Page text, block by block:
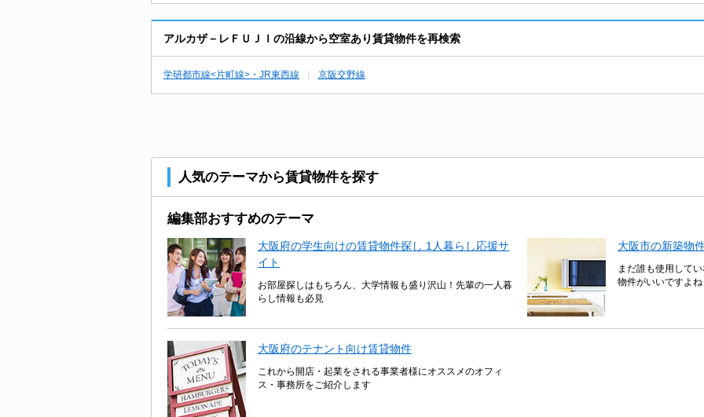
アルカザ－レＦＵＪＩの沿線から空室あり賃貸物件を再検索
学研都市線<片町線>・JR東西線 京阪交野線
人気のテーマから賃貸物件を探す
編集部おすすめのテーマ
大阪府の学生向けの賃貸物件探し 1人暮らし応援サ
イト
お部屋探しはもちろん、大学情報も盛り沢山！先輩の一人暮
らし情報も必見
大阪市の新築物
まだ誰も使用して
物件がいいですよ
大阪府のテナント向け賃貸物件
これから開店・起業をされる事業者様にオススメのオフィ
ス・事務所をご紹介します